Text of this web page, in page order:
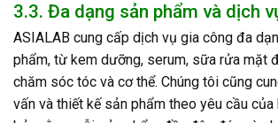
3.3. Đa dạng sản phẩm và dịch
ASIALAB cung cấp dịch vụ gia công đa
phẩm, từ kem dưỡng, serum, sữa rửa mặt
chăm sóc tóc và cơ thể. Chúng tôi cũng
vấn và thiết kế sản phẩm theo yêu cầu của